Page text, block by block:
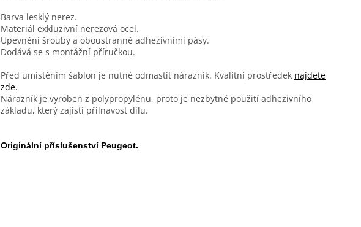
Barva lesklý nerez.
Materiál exkluzivní nerezová ocel.
Upevnění šrouby a oboustranně adhezivními pásy.
Dodává se s montážní příručkou.
Před umístěním šablon je nutné odmastit nárazník. Kvalitní prostředek najdete
zde.
Nárazník je vyroben z polypropylénu, proto je nezbytné použití adhezivního
základu, který zajistí přilnavost dílu.
Originální příslušenství Peugeot.